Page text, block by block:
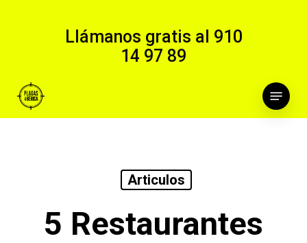
Llámanos gratis al 910
14 97 89
Menu
Articulos
5 Restaurantes